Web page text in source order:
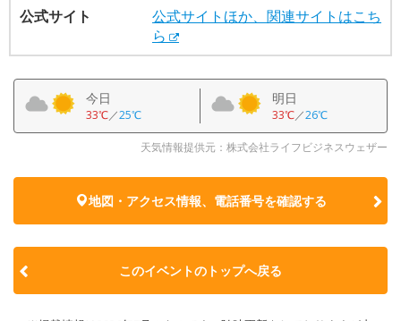
公式サイト
公式サイトほか、関連サイトはこち
ら
今日
33℃／25℃
明日
33℃／26℃
天気情報提供元：株式会社ライフビジネスウェザー
地図・アクセス情報、電話番号を確認する
このイベントのトップへ戻る